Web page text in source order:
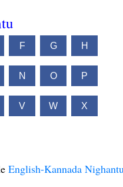
F G H
N O P
V W X
English-Kannada